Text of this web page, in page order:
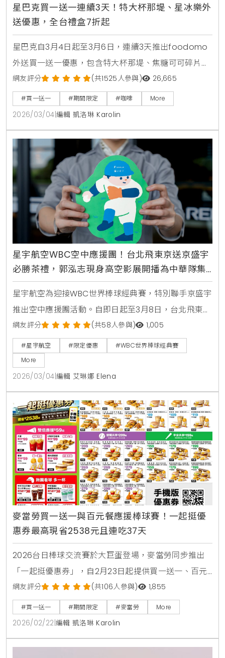
星巴克買一送一連續3天！特大杯那堤、星冰樂外
送優惠，全台禮盒7折起
星巴克自3月4日起至3月6日，連續3天推出foodomo
外送買一送一優惠，包含特大杯那堤、焦糖可可碎片星
冰樂等指定品項。全台門市同步祭出指定禮盒7折活
動，多款熱銷餅乾與點心罐限時下殺，讓您在雨天也能
輕鬆享受咖啡時光。
網友評分 (共1525人參與) 26,665
#買一送一 #期間限定 #咖啡 More
2026/03/04 編輯 凱洛琳 Karolin
星宇航空WBC空中應援團！台北飛東京送京盛宇
必勝茶禮，郭泓志現身高空影展開播為中華隊集
氣
星宇航空為迎接WBC世界棒球經典賽，特別聯手京盛宇
推出空中應援團活動。自即日起至3月8日，台北飛東京
航線旅客可獲限定茶禮，機上更同步推出棒球主題影展
與郭泓志應援影片，邀請乘客一同在萬米高空為中華隊
集氣。
網友評分 (共58人參與) 1,005
#星宇航空 #限定優惠
#WBC世界棒球經典賽
More
2026/03/04 編輯 艾琳娜 Elena
麥當勞買一送一與百元餐應援棒球賽！一起挺優
惠券最高現省2538元且連吃37天
2026台日棒球交流賽於大巨蛋登場，麥當勞同步推出
「一起挺優惠券」，自2月23日起提供買一送一、百元
套餐等優惠，連續37天最高可省2538元。歡樂送更獨
家推出限量10萬個TEAM Taiwan應援鑰匙圈。
網友評分 (共106人參與) 1,855
#買一送一 #期間限定 #麥當勞 More
2026/02/22 編輯 凱洛琳 Karolin